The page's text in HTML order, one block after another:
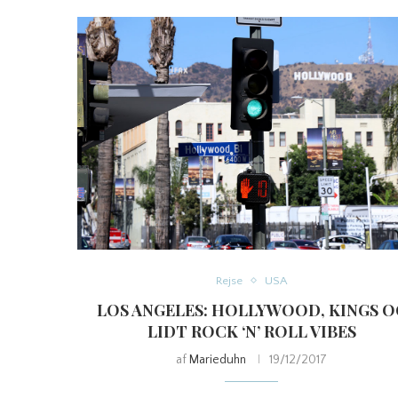
Rejse USA
LOS ANGELES: HOLLYWOOD, KINGS
LIDT ROCK ‘N’ ROLL VIBES
af Marieduhn 19/12/2017